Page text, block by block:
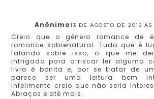
Anônimo13 DE AGOSTO DE 2016 ÀS
Creio que o gênero romance de
romance sobrenatural. Tudo que é
falando sobre isso, o que me
intrigado para arriscar ler alguma
livro é bonita e, por se tratar de
parece ser uma leitura bem
infelimente creio que não seria
Abraços e até mais.